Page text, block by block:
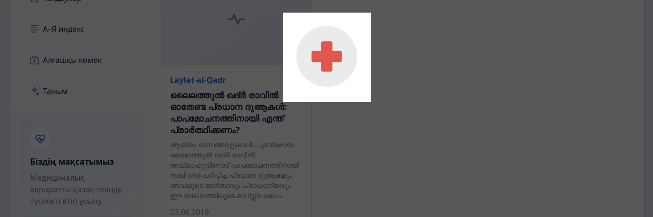
А–Я индекс
Алғашқы көмек
Таным
Біздің мақсатымыз
Медициналық
ақпаратты қазақ тілінде
түсінікті етіп ұсыну.
Laylat-al-Qadr
ലൈലത്തുൽ ഖദ്ർ രാവിൽ
ഓതേണ്ട പ്രധാന ദുആകൾ:
പാപമോചനത്തിനായി എന്ത്
പ്രാർത്ഥിക്കണം?
ആയിരം മാസങ്ങളെക്കാൾ പുണ്യമായ
ലൈലത്തുൽ ഖദ്ർ രാവിൽ
അല്ലാഹുവിനോട് പാപമോചനത്തിനായി
നബി (സ) പഠിപ്പിച്ച പ്രധാന ദുആകളും
അവയുടെ അർത്ഥവും പ്രാധാന്യവും
ഈ ലേഖനത്തിലൂടെ മനസ്സിലാക്കാം.
23.06.2019